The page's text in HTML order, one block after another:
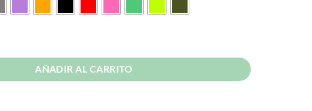
Watch 3 cantidad
AÑADIR AL CARRITO